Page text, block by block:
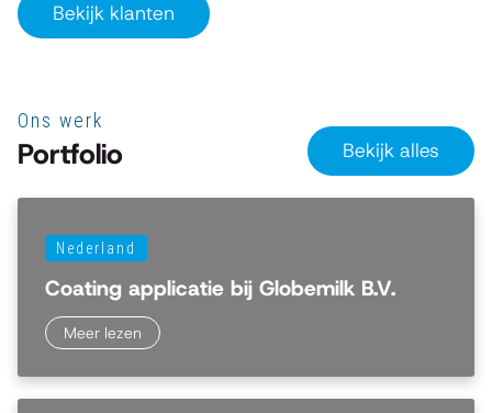
Bekijk klanten
Ons werk
Portfolio Bekijk alles
Nederland
Coating applicatie bij Globemilk B.V.
Meer lezen